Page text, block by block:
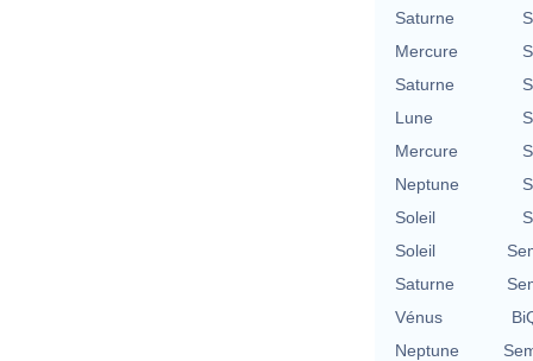
Saturne
Mercure
Saturne
Lune
Mercure
Neptune
Soleil
Soleil
Saturne
Vénus
Neptune